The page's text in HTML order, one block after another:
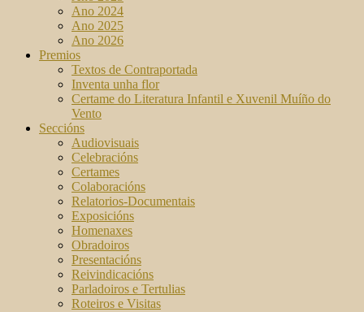
Ano 2024
Ano 2025
Ano 2026
Premios
Textos de Contraportada
Inventa unha flor
Certame do Literatura Infantil e Xuvenil Muíño do
Vento
Seccións
Audiovisuais
Celebracións
Certames
Colaboracións
Relatorios-Documentais
Exposicións
Homenaxes
Obradoiros
Presentacións
Reivindicacións
Parladoiros e Tertulias
Roteiros e Visitas